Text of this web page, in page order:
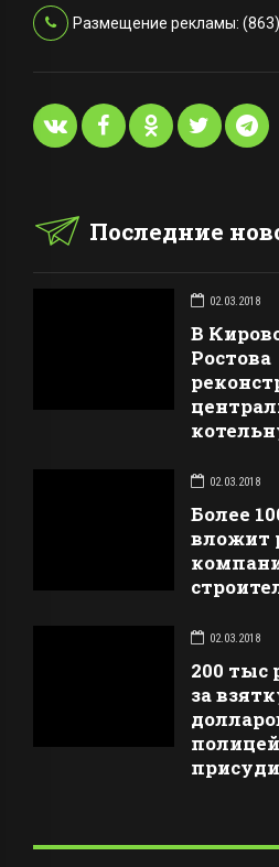
Размещение рекламы:
Последние
02.03.2018
В
Ростова
02.03.2018
Более
вложит
02.03.2018
200 тыс
за